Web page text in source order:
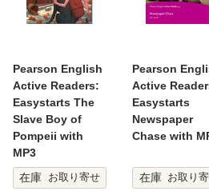
Pearson English
Active Readers:
Easystarts The
Slave Boy of
Pompeii with
MP3
在庫
お取り寄せ
Pearson
Active
Easystarts
Newspaper
Chase with
在庫 お取り